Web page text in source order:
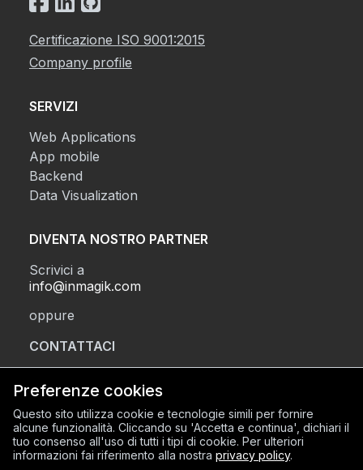
Certificazione ISO 9001:2015
Company profile
SERVIZI
Web Applications
App mobile
Backend
Data Visualization
DIVENTA NOSTRO PARTNER
Scrivici a
info@inmagik.com
oppure
CONTATTACI
SEDE LEGALE
Via Sant’Orsola 2, BG (24122)
SEDE OPERATIVA
Preferenze cookies
Questo sito utilizza cookie e tecnologie simili per fornire
alcune funzionalità. Cliccando su 'Accetta e continua', dichiari il
tuo consenso all'uso di tutti i tipi di cookie. Per ulteriori
informazioni fai riferimento alla nostra privacy policy.